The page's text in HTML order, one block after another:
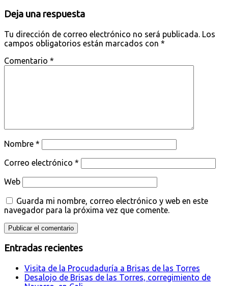
Deja una respuesta
Tu dirección de correo electrónico no será publicada. Los
campos obligatorios están marcados con *
Comentario *
Nombre *
Correo electrónico *
Web
Guarda mi nombre, correo electrónico y web en este
navegador para la próxima vez que comente.
Entradas recientes
Visita de la Procudaduría a Brisas de las Torres
Desalojo de Brisas de las Torres, corregimiento de